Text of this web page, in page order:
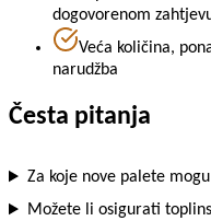
dogovorenom
Veća količina,
narudžba
Česta pitanja
Za koje nove palete
Možete li osigurati